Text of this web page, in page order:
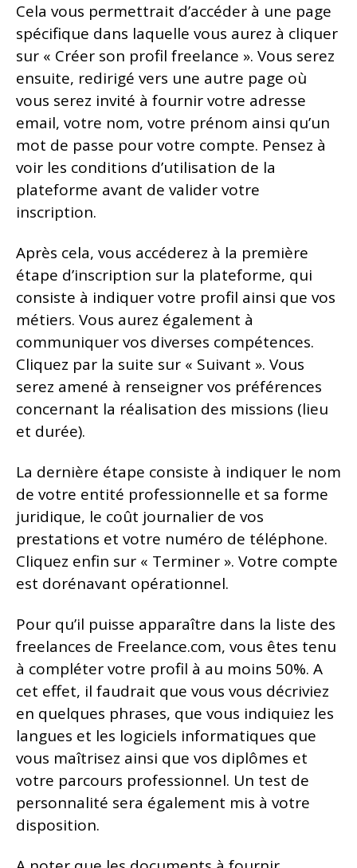
Cela vous permettrait d’accéder à une page
spécifique dans laquelle vous aurez à cliquer
sur « Créer son profil freelance ». Vous serez
ensuite, redirigé vers une autre page où
vous serez invité à fournir votre adresse
email, votre nom, votre prénom ainsi qu’un
mot de passe pour votre compte. Pensez à
voir les conditions d’utilisation de la
plateforme avant de valider votre
inscription.
Après cela, vous accéderez à la première
étape d’inscription sur la plateforme, qui
consiste à indiquer votre profil ainsi que vos
métiers. Vous aurez également à
communiquer vos diverses compétences.
Cliquez par la suite sur « Suivant ». Vous
serez amené à renseigner vos préférences
concernant la réalisation des missions (lieu
et durée).
La dernière étape consiste à indiquer le nom
de votre entité professionnelle et sa forme
juridique, le coût journalier de vos
prestations et votre numéro de téléphone.
Cliquez enfin sur « Terminer ». Votre compte
est dorénavant opérationnel.
Pour qu’il puisse apparaître dans la liste des
freelances de Freelance.com, vous êtes tenu
à compléter votre profil à au moins 50%. A
cet effet, il faudrait que vous vous décriviez
en quelques phrases, que vous indiquiez les
langues et les logiciels informatiques que
vous maîtrisez ainsi que vos diplômes et
votre parcours professionnel. Un test de
personnalité sera également mis à votre
disposition.